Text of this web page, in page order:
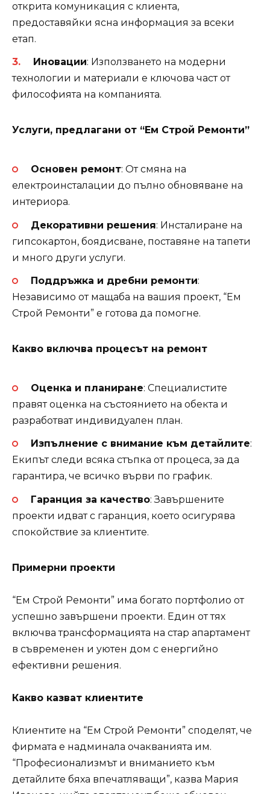
открита комуникация с клиента,
предоставяйки ясна информация за всеки
етап.
Иновации: Използването на модерни
технологии и материали е ключова част от
философията на компанията.
Услуги, предлагани от “Ем Строй Ремонти”
Основен ремонт: От смяна на
електроинсталации до пълно обновяване на
интериора.
Декоративни решения: Инсталиране на
гипсокартон, боядисване, поставяне на тапети
и много други услуги.
Поддръжка и дребни ремонти:
Независимо от мащаба на вашия проект, “Ем
Строй Ремонти” е готова да помогне.
Какво включва процесът на ремонт
Оценка и планиране: Специалистите
правят оценка на състоянието на обекта и
разработват индивидуален план.
Изпълнение с внимание към детайлите:
Екипът следи всяка стъпка от процеса, за да
гарантира, че всичко върви по график.
Гаранция за качество: Завършените
проекти идват с гаранция, което осигурява
спокойствие за клиентите.
Примерни проекти
“Ем Строй Ремонти” има богато портфолио от
успешно завършени проекти. Един от тях
включва трансформацията на стар апартамент
в съвременен и уютен дом с енергийно
ефективни решения.
Какво казват клиентите
Клиентите на “Ем Строй Ремонти” споделят, че
фирмата е надминала очакванията им.
“Професионализмът и вниманието към
детайлите бяха впечатляващи”, казва Мария